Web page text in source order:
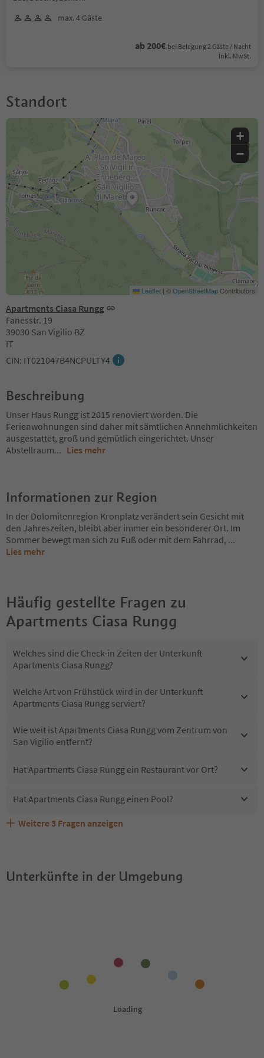
max. 4 Gäste
ab 200€ bei Belegung 2 Gäste / Nacht
Inkl. MwSt.
Standort
Apartments Ciasa Rungg
Fanesstr. 19
39030 San Vigilio BZ
IT
CIN: IT021047B4NCPULTY4
+
−
Leaflet | ©OpenStreetMapContributors
Beschreibung
Unser Haus Rungg ist 2015 renoviert worden. Die
Ferienwohnungen sind daher mit sämtlichen Annehmlichkeiten
ausgestattet, groß und gemütlich eingerichtet. Unser
Abstellraum... Lies mehr
Informationen zur Region
In der Dolomitenregion Kronplatz verändert sein Gesicht mit
den Jahreszeiten, bleibt aber immer ein besonderer Ort. Im
Sommer bewegt man sich zu Fuß oder mit dem Fahrrad, ...
Lies mehr
Häufig gestellte Fragen zu
Apartments Ciasa Rungg
Welches sind die Check-in Zeiten der Unterkunft
Apartments Ciasa Rungg?
Welche Art von Frühstück wird in der Unterkunft
Apartments Ciasa Rungg serviert?
Wie weit ist Apartments Ciasa Rungg vom Zentrum von
San Vigilio entfernt?
Hat Apartments Ciasa Rungg ein Restaurant vor Ort?
Hat Apartments Ciasa Rungg einen Pool?
Sind Haustiere in der Unterkunft Apartments Ciasa
Welche Services bietet Apartments Ciasa Rungg?
Erhalten die Gäste von Apartments Ciasa Rungg einen
Weitere 3 Fragen anzeigen
Unterkünfte in der Umgebung